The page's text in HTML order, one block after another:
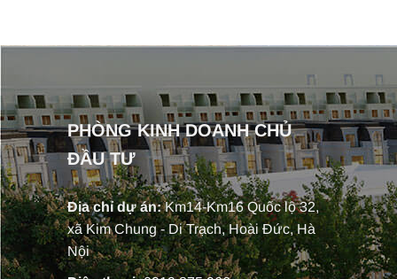
PHÒNG KINH DOANH CHỦ
ĐẦU TƯ
Địa chỉ dự án:Km14-Km16 Quốc lộ 32,
xã Kim Chung - Di Trạch, Hoài Đức, Hà
Nội